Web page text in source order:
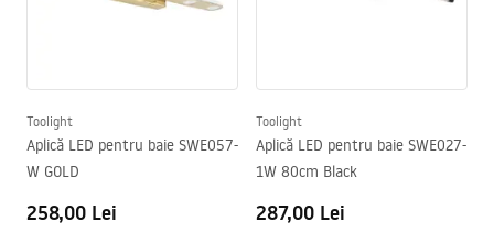
Toolight
Aplică LED pentru baie SWE057-
W GOLD
258,00 Lei
Toolight
Aplică LED pentru baie SWE027-
1W 80cm Black
287,00 Lei